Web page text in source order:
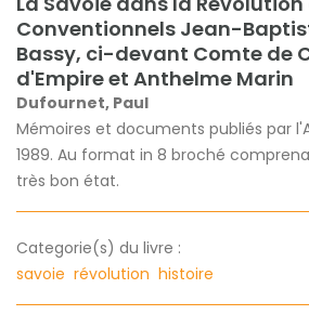
Conventionnels Jean-
Bassy, ci-devant Comte de
d'Empire et Anthelme Marin
Dufournet, Paul
Mémoires et documents publiés par
1989. Au format in 8 broché
très bon état.
Categorie(s) du livre :
savoie révolution histoire